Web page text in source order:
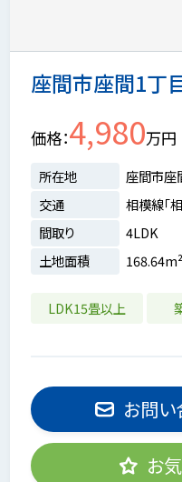
座間市座間1丁
価格 4,980万円
所在地
座間市座
交通
相模線「
間取り
4LDK
土地面積
168.64m²
LDK15畳以上
お問い
お